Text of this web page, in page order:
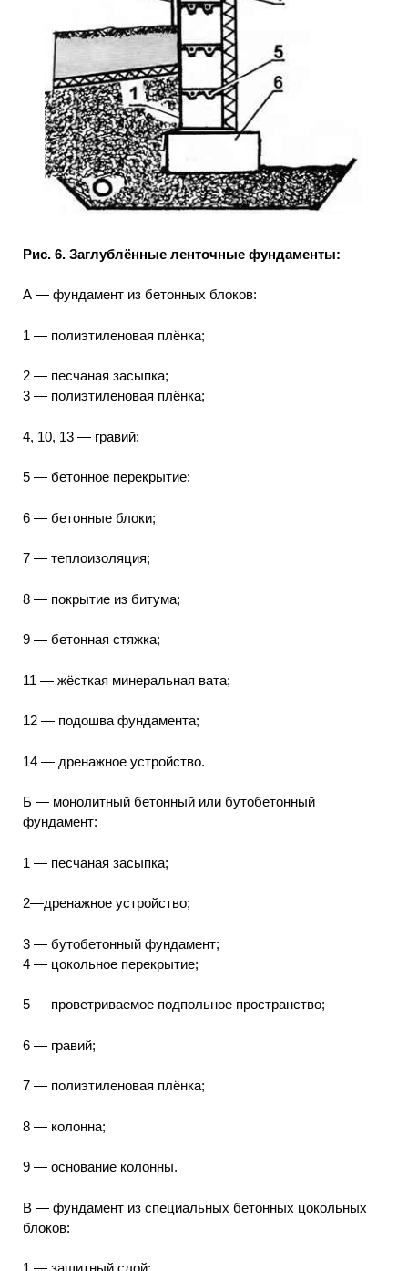
Рис. 6. Заглублённые ленточные фундаменты:
А — фундамент из бетонных блоков:
1 — полиэтиленовая плёнка;
2 — песчаная засыпка;
3 — полиэтиленовая плёнка;
4, 10, 13 — гравий;
5 — бетонное перекрытие:
6 — бетонные блоки;
7 — теплоизоляция;
8 — покрытие из битума;
9 — бетонная стяжка;
11 — жёсткая минеральная вата;
12 — подошва фундамента;
14 — дренажное устройство.
Б — монолитный бетонный или бутобетонный
фундамент:
1 — песчаная засыпка;
2—дренажное устройство;
3 — бутобетонный фундамент;
4 — цокольное перекрытие;
5 — проветриваемое подпольное пространство;
6 — гравий;
7 — полиэтиленовая плёнка;
8 — колонна;
9 — основание колонны.
В — фундамент из специальных бетонных цокольных
блоков: